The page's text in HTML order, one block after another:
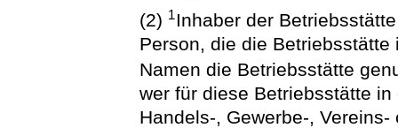
(2) 1 Inhaber der
Person, die die
Namen die Betriebsstätte
wer für diese Betriebsstätte
Handels-, Gewerbe-,